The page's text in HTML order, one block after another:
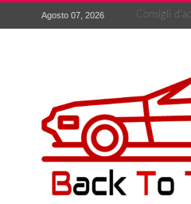
Agosto 07, 2026 Consigli